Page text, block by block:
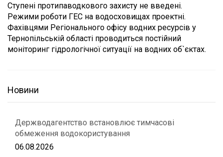
Ступені протипаводкового захисту не введені.
Режими роботи ГЕС на водосховищах проектні.
Фахівцями Регіонального офісу водних ресурсів у
Тернопільській області проводиться постійний
моніторинг гідрологічної ситуації на водних об`єктах.
Новини
Держводагентство встановлює тимчасові
обмеження водокористування
06.08.2026